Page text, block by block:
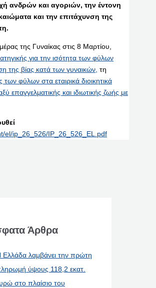
ανδρών και αγοριών, την έντονη
και την επιτάχυνση της
της Γυναίκας στις 8 Μαρτίου,
για την ισότητα των φύλων
της βίας κατά των γυναικών, τη
φύλων στα εταιρικά διοικητικά
επαγγελματικής και ιδιωτικής ζωής με
el/ip_26_526/IP_26_526_EL.pdf
Άρθρα
Ελλάδα λαμβάνει την πρώτη
ύψους 118,2 εκατ.
στο πλαίσιο του